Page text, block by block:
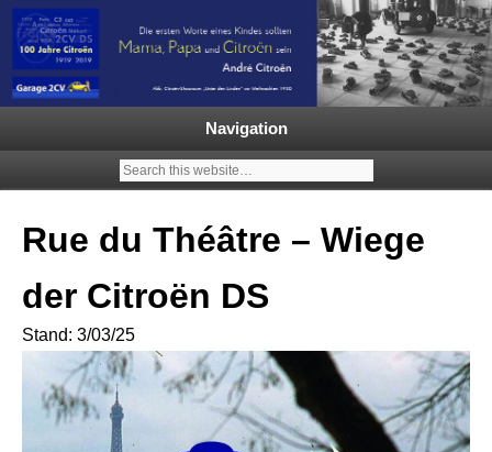
Ein neuer Citroën 2CV | ECO
2000 |1.200 Enten mehr in
Deutschland | French Classic
Events |
Garage 2CV – Automobile Klassiker
Navigation
Rue du Théâtre – Wiege
der Citroën DS
Stand: 3/03/25